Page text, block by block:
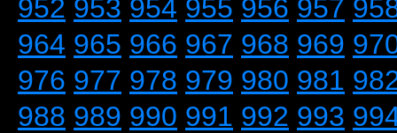
952 953 954 955 956 957
964 965 966 967 968 969
976 977 978 979 980 981
988 989 990 991 992 993